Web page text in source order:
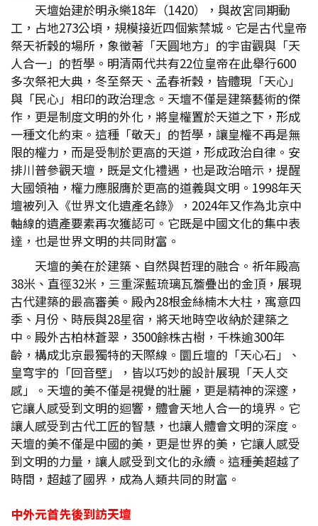
天壇始建於明永樂18年（1420），與故宮同期動
工，占地273公頃，規模接近四個紫禁城。它是古代皇帝
祭天祈穀的場所，象徵著「天圓地方」的宇宙觀與「天
人合一」的哲學。明清兩代共有22位皇帝在此舉行600
多次祭祀大典，冬至祭天、孟春祈穀，皆體現「天心」
與「民心」相印的政治理念。天壇不僅是建築藝術的傑
作，更是制度文明的外化，將皇權置於天道之下，形成
一種文化約束。這種「敬天」的哲學，讓皇權不再是無
限的權力，而是受制於更高的天道，形成政治自律。安
排川普參觀天壇，既是文化禮遇，也是政治暗示，提醒
大國領袖，權力應服膺於更高的道義與文明。1998年天
壇被列入《世界文化遺產名錄》，2024年又作為北京中
軸線的遺產要素再次獲認可。它既是中國文化的集中表
達，也是世界文明的共同財富。
天壇的美在於建築、自然與哲理的融合。祈年殿高
38米、直徑32米，三重深藍琉璃瓦簷疊出的金頂，展現
古代建築的最高審美。殿內28根金絲楠木大柱，寓意四
季、月份、時辰與28星宿，將天地時空收納於建築之
中。殿外古柏林蒼翠，3500餘株古樹，千株逾300年
齡，構成北京最獨特的天際線。圜丘壇的「天心石」、
皇穹宇的「回音壁」，皆以巧妙的設計展現「天人交
感」。天壇的美不僅是視覺的壯麗，更是精神的深邃，
它讓人感受到文明的迴響，體會天地人合一的境界。它
讓人感受到古代工匠的智慧，也讓人體會文明的深度。
天壇的美不僅是中國的美，更是世界的美，它讓人感受
到文明的力量，讓人感受到文化的永續。這種美超越了
時間，超越了國界，成為人類共同的財富。
中外元首先後到訪天壇